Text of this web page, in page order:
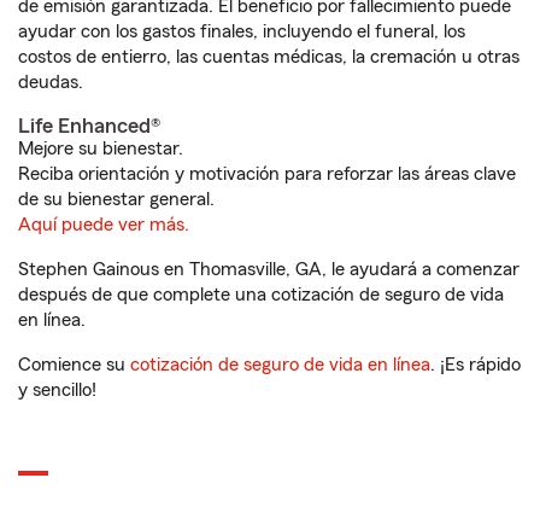
de emisión garantizada. El beneficio por fallecimiento puede
ayudar con los gastos finales, incluyendo el funeral, los
costos de entierro, las cuentas médicas, la cremación u otras
deudas.
Life Enhanced®
Mejore su bienestar.
Reciba orientación y motivación para reforzar las áreas clave
de su bienestar general.
Aquí puede ver más.
Stephen Gainous en Thomasville, GA, le ayudará a comenzar
después de que complete una cotización de seguro de vida
en línea.
Comience su cotización de seguro de vida en línea. ¡Es rápido
y sencillo!